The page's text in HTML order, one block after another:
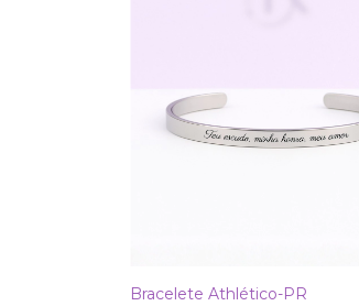
Bracelete Athlético-PR